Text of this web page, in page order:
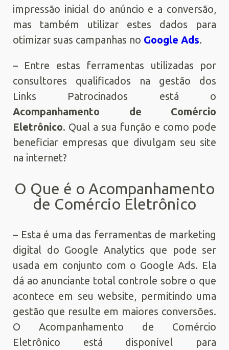
impressão inicial do anúncio e a conversão,
mas também utilizar estes dados para
otimizar suas campanhas no Google Ads.
– Entre estas ferramentas utilizadas por
consultores qualificados na gestão dos
Links Patrocinados está o
Acompanhamento de Comércio
Eletrônico. Qual a sua função e como pode
beneficiar empresas que divulgam seu site
na internet?
O Que é o Acompanhamento
de Comércio Eletrônico
– Esta é uma das ferramentas de marketing
digital do Google Analytics que pode ser
usada em conjunto com o Google Ads. Ela
dá ao anunciante total controle sobre o que
acontece em seu website, permitindo uma
gestão que resulte em maiores conversões.
O Acompanhamento de Comércio
Eletrônico está disponível para